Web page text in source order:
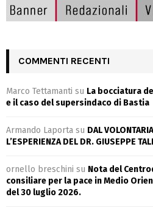
COMMENTI RECENTI
Marco Tettamanti su La bocciatura
e il caso del supersindaco di Bastia
Armando Laporta su DAL
L’ESPERIENZA DEL DR. GIUSEPPE
ornello breschini su Nota del
consiliare per la pace in Medio
del 30 luglio 2026.